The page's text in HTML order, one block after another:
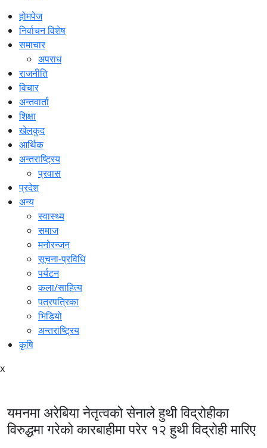
होमपेज
निर्वाचन विशेष
समाचार
अपराध
राजनीति
विचार
अन्तवार्ता
शिक्षा
खेलकुद
आर्थिक
अन्तराष्ट्रिय
प्रवास
प्रदेश
अन्य
स्वास्थ्य
समाज
मनोरन्जन
सूचना-प्रविधि
पर्यटन
कला/साहित्य
पत्रपत्रिका
भिडियो
अन्तराष्ट्रिय
कृषि
x
यमनमा अरेबिया नेतृत्वको सेनाले हुथी विद्रोहीका
विरुद्धमा गरेको कारबाहीमा परेर १२ हुथी विद्रोही मारिए